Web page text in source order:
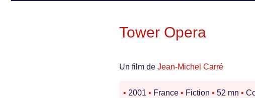
Tower Opera
Un film de Jean-Michel Carré
• 2001 • France • Fiction • 52 mn •